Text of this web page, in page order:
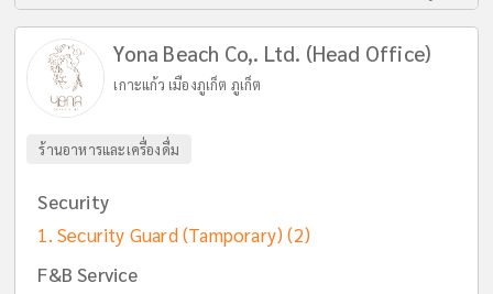
Yona Beach Co,. Ltd. (Head Office)
เกาะแก้ว เมืองภูเก็ต ภูเก็ต
ร้านอาหารและเครื่องดื่ม
Security
Security Guard (Tamporary) (2)
F&B Service